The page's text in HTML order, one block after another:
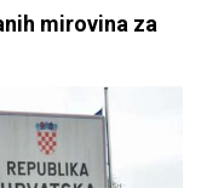
mirovina za